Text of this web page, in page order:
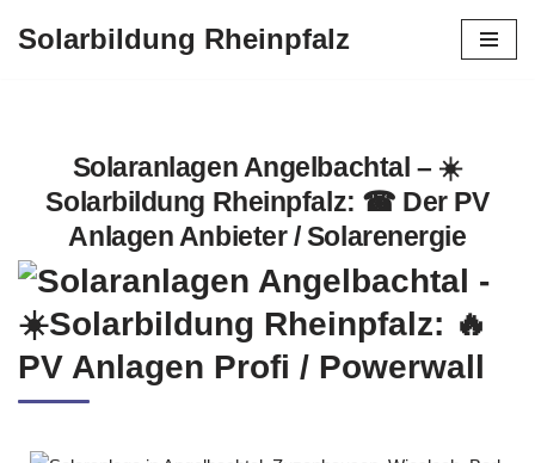
Solarbildung Rheinpfalz
Solaranlagen Angelbachtal – ☀️
Solarbildung Rheinpfalz: ☎ Der PV
Anlagen Anbieter / Solarenergie